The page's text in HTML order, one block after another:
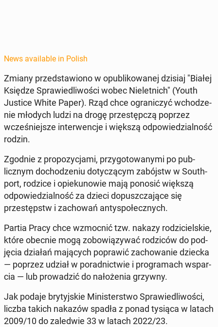
News available in Polish
Zmiany przed­staw­iono w op­ub­likowanej dzisiaj "Białej
Księdze Spraw­iedli­woś­ci wobec Nielet­nich" (Youth
Justice White Paper). Rząd chce ograniczyć wchodze­
nie młodych ludzi na drogę przestępczą poprzez
wcześniejsze in­ter­wenc­je i większą odpowiedzial­ność
rodzin.
Zgodnie z propozy­c­ja­mi, przy­go­towany­mi po pub­
licznym do­chodze­niu doty­czą­cym zabójstw w South­
port, rodzice i opiekunowie mają ponosić większą
odpowiedzial­ność za dzieci do­puszcza­jące się
przestępstw i za­chowań an­tyspołecznych.
Partia Pracy chce wz­moc­nić tzw. nakazy rodzi­ciel­skie,
które obecnie mogą zobow­iązy­wać rodz­iców do pod­
ję­cia działań ma­ją­cych popraw­ić za­chowanie dziecka
— poprzez udział w po­rad­nictwie i pro­gra­mach ws­par­
cia — lub prowadz­ić do nałoże­nia grzywny.
Jak podaje bry­tyjskie Min­is­terst­wo Spraw­iedli­woś­ci,
liczba takich nakazów spadła z ponad tysiąca w latach
2009/10 do za­led­wie 33 w latach 2022/23.